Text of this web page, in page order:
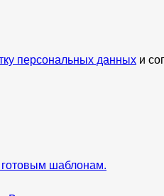
персональных данных и
шаблонам.